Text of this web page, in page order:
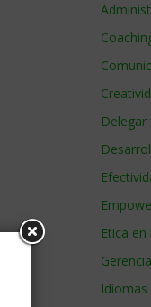
Delegar
Etica
Idiomas